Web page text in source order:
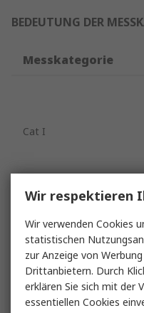
BEDEUTUNG DER
Messkategorie
Cat I
Cat II
Wir respektieren
Wir verwenden Cookies
statistischen
zur Anzeige von
Drittanbietern. Durch
erklären Sie sich mit der
essentiellen Cookies